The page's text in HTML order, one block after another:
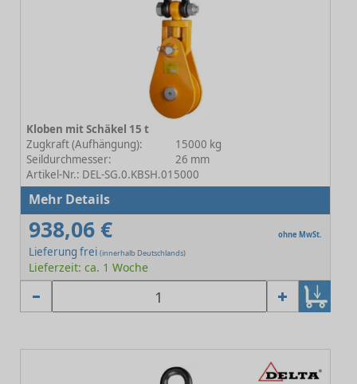
Kloben mit Schäkel 15 t
Zugkraft (Aufhängung):
15000 kg
Seildurchmesser:
26 mm
Artikel-Nr.: DEL-SG.0.KBSH.015000
Mehr Details
938,06 € ohne MwSt.
Lieferung frei (innerhalb Deutschlands)
Lieferzeit: ca. 1 Woche